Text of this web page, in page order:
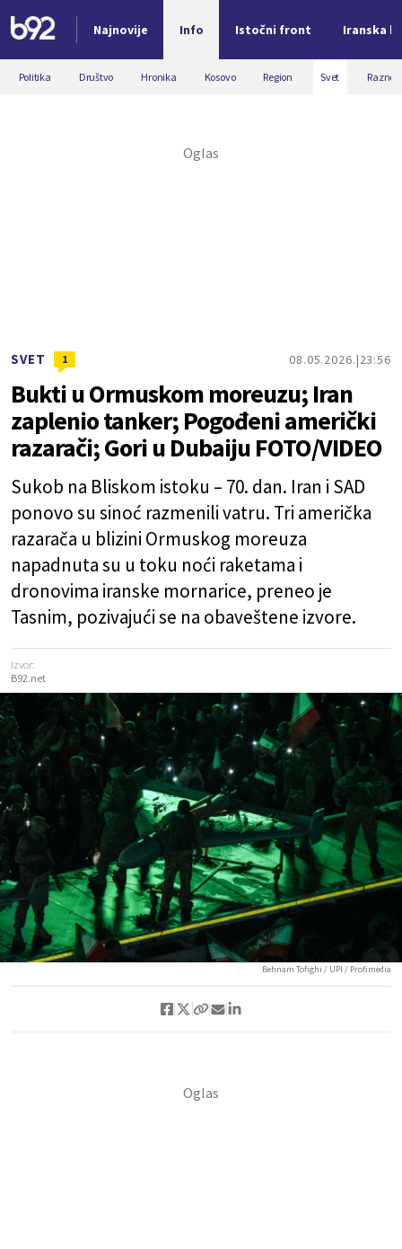
Najnovije Info Istočni front Iranska
Nova vest
Politika Društvo Hronika Kosovo Region Svet Razno
SVET 1 08.05.2026. 23:56
Bukti u Ormuskom moreuzu; Iran
zaplenio tanker; Pogođeni američki
razarači; Gori u Dubaiju FOTO/VIDEO
Sukob na Bliskom istoku – 70. dan. Iran i SAD
ponovo su sinoć razmenili vatru. Tri američka
razarača u blizini Ormuskog moreuza
napadnuta su u toku noći raketama i
dronovima iranske mornarice, preneo je
Tasnim, pozivajući se na obaveštene izvore.
Izvor:
B92.net
Behnam Tofighi / UPI / Profimedia